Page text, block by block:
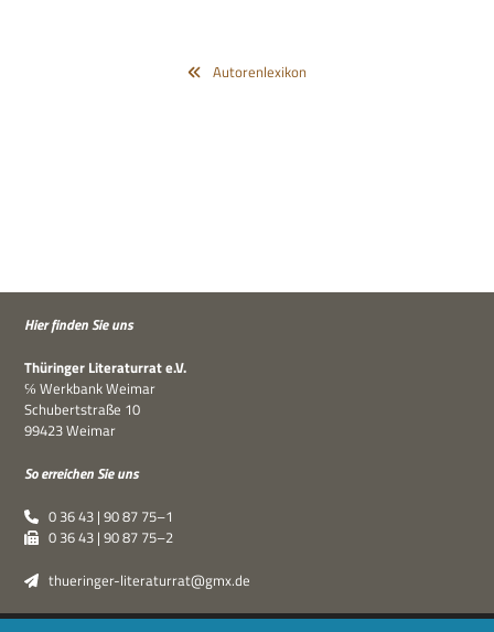
Autorenlexikon
Hier fin­den Sie uns
Thü­rin­ger Lite­ra­tur­rat e.V.
℅ Werk­bank Weimar
Schu­bert­straße 10
99423 Weimar
So errei­chen Sie uns
0 36 43 | 90 87 75–1
0 36 43 | 90 87 75–2
thueringer-literaturrat@gmx.de